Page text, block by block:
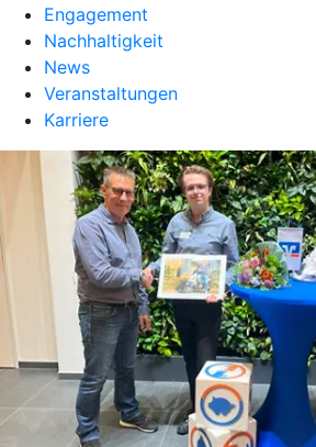
Engagement
Nachhaltigkeit
News
Veranstaltungen
Karriere